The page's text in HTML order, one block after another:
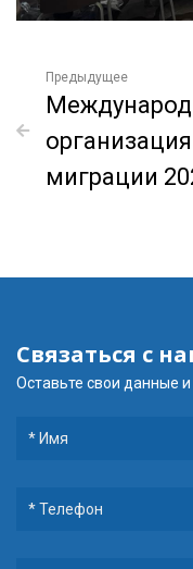
Предыдущее
миграции
Связаться с
Оставьте свои данные